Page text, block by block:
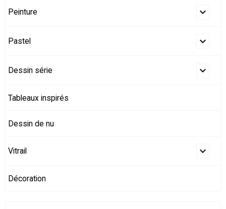
Peinture
Pastel
Dessin série
Tableaux inspirés
Dessin de nu
Vitrail
Décoration